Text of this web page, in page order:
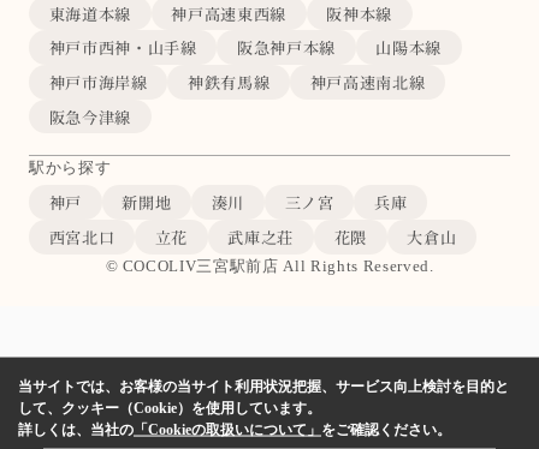
東海道本線 神戸高速東西線
阪神本線
神戸市西神・山手線
阪急神戸本線
山陽本線
神戸市海岸線
神鉄有馬線
神戸高速南北線
阪急今津線
駅から探す
神戸 新開地 湊川 三ノ宮
兵庫
西宮北口
立花 武庫之荘 花隈 大倉山
© COCOLIV三宮駅前店 All Rights Reserved.
当サイトでは、お客様の当サイト利用状況把握、サービス向上検討を目的と
して、クッキー（Cookie）を使用しています。
詳しくは、当社の 「Cookieの取扱いについて」 をご確認ください。